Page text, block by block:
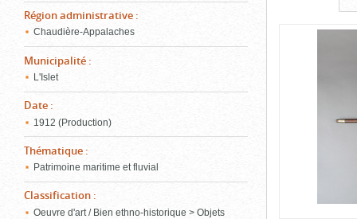
Région administrative :
Chaudière-Appalaches
Municipalité :
L'Islet
Date :
1912 (Production)
Thématique :
Patrimoine maritime et fluvial
Classification :
Oeuvre d'art / Bien ethno-historique > Objets
pour
Contenu